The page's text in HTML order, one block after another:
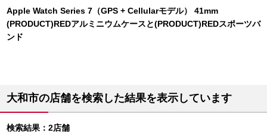
Apple Watch Series 7（GPS + Cellularモデル） 41mm
(PRODUCT)REDアルミニウムケースと(PRODUCT)REDスポーツバ
ンド
大和市の店舗を検索した結果を表示しています
検索結果：2店舗